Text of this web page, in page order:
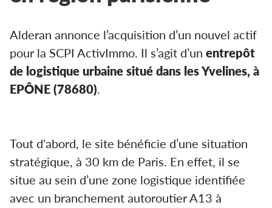
Alderan annonce l’acquisition d’un nouvel actif
pour la SCPI ActivImmo. Il s’agit d’un entrepôt
de logistique urbaine situé dans les Yvelines, à
EPÔNE (78680).
Tout d'abord, le site bénéficie d’une situation
stratégique, à 30 km de Paris. En effet, il se
situe au sein d’une zone logistique identifiée
avec un branchement autoroutier A13 à